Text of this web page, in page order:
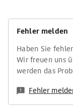
Fehler melden
Haben Sie
Wir freuen uns
werden das
Fehler